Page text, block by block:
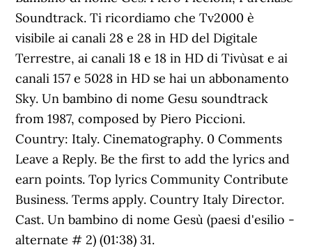
Soundtrack. Ti ricordiamo che Tv2000 è
visibile ai canali 28 e 28 in HD del Digitale
Terrestre, ai canali 18 e 18 in HD di Tivùsat e ai
canali 157 e 5028 in HD se hai un abbonamento
Sky. Un bambino di nome Gesu soundtrack
from 1987, composed by Piero Piccioni.
Country: Italy. Cinematography. 0 Comments
Leave a Reply. Be the first to add the lyrics and
earn points. Top lyrics Community Contribute
Business. Terms apply. Country Italy Director.
Cast. Un bambino di nome Gesù (paesi d'esilio -
alternate # 2) (01:38) 31.